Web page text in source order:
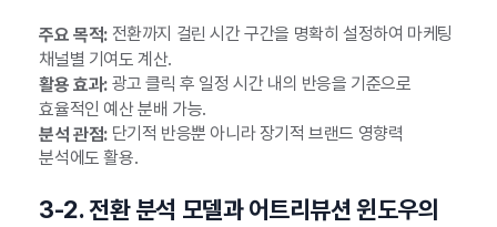
주요 목적:전환까지 걸린 시간 구간을 명확히 설정하여 마케팅
채널별 기여도 계산.
활용 효과:광고 클릭 후 일정 시간 내의 반응을 기준으로
효율적인 예산 분배 가능.
분석 관점:단기적 반응뿐 아니라 장기적 브랜드 영향력
분석에도 활용.
3-2. 전환 분석 모델과 어트리뷰션 윈도우의